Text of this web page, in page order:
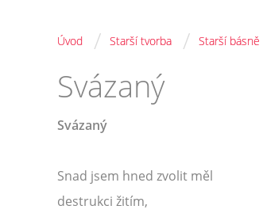
Úvod / Starší tvorba / Starší básně
Svázaný
Svázaný
Snad jsem hned zvolit měl
destrukci žitím,